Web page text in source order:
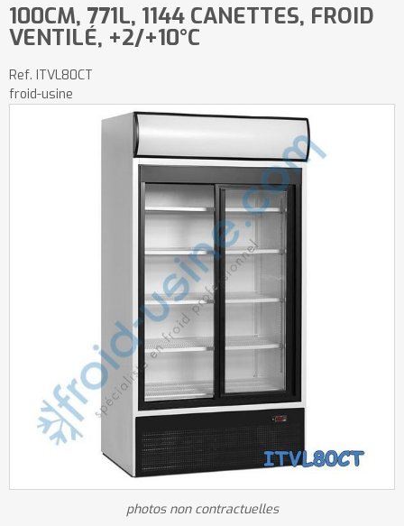
100CM, 771L, 1144 CANETTES, FROID
VENTILÉ, +2/+10°C
Ref. ITVL80CT
froid-usine
photos non contractuelles